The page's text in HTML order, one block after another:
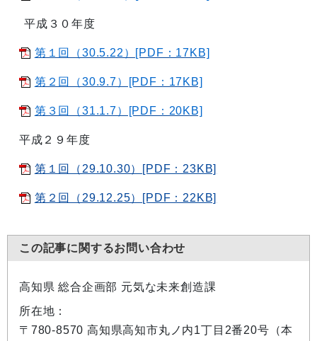
平成３０年度
第１回（30.5.22）[PDF：17KB]
第２回（30.9.7）[PDF：17KB]
第３回（31.1.7）[PDF：20KB]
平成２９年度
第１回（29.10.30）[PDF：23KB]
第２回（29.12.25）[PDF：22KB]
この記事に関するお問い合わせ
高知県 総合企画部 元気な未来創造課
所在地：
〒780-8570 高知県高知市丸ノ内1丁目2番20号（本